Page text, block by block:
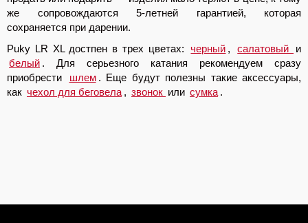
же сопровождаются 5-летней гарантией, которая
сохраняется при дарении.
Puky LR XL достпен в трех цветах:
черный , салатовый
и
белый . Для серьезного катания рекомендуем сразу
приобрести
шлем . Еще будут полезны такие аксессуары,
как чехол для беговела , звонок или сумка .